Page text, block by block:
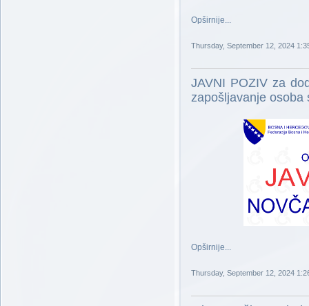
Opširnije...
Thursday, September 12, 2024
JAVNI POZIV za
zapošljavanje osoba
Opširnije...
Thursday, September 12, 2024